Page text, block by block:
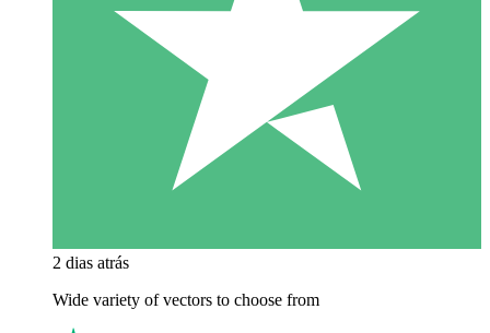
2 dias atrás
Wide variety of vectors to choose from